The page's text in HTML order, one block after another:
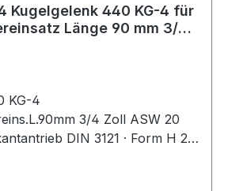
Kugelgelenk 440 KG-4 für
Länge 90 mm 3/4
KG-4
3/4 Zoll ASW 20
DIN 3121 · Form H 20